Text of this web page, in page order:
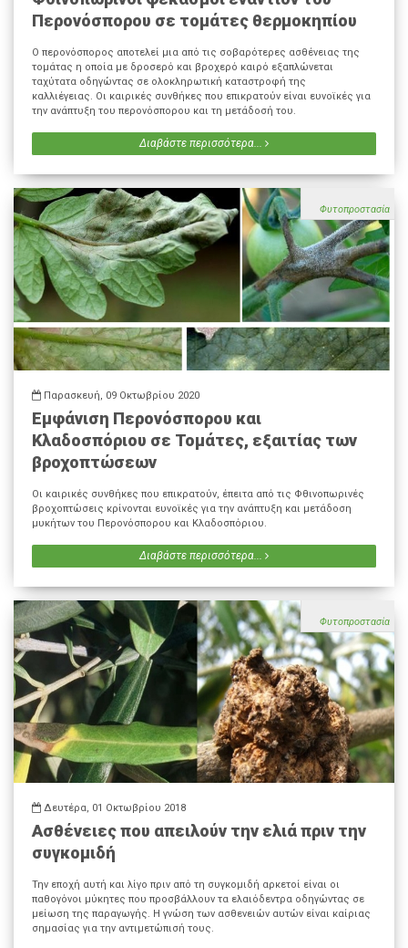
Περονόσπορου σε τομάτες θερμοκηπίου
Ο περονόσπορος αποτελεί μια από τις σοβαρότερες ασθένειας της
τομάτας η οποία με δροσερό και βροχερό καιρό εξαπλώνεται
ταχύτατα οδηγώντας σε ολοκληρωτική καταστροφή της
καλλιέγειας. Οι καιρικές συνθήκες που επικρατούν είναι ευνοϊκές για
την ανάπτυξη του περονόσπορου και τη μετάδοσή του.
Διαβάστε περισσότερα...
Φυτοπροστασία
Παρασκευή, 09 Οκτωβρίου 2020
Εμφάνιση Περονόσπορου και
Κλαδοσπόριου σε Τομάτες, εξαιτίας των
βροχοπτώσεων
Οι καιρικές συνθήκες που επικρατούν, έπειτα από τις Φθινοπωρινές
βροχοπτώσεις κρίνονται ευνοϊκές για την ανάπτυξη και μετάδοση
μυκήτων του Περονόσπορου και Κλαδοσπόριου.
Διαβάστε περισσότερα...
Φυτοπροστασία
Δευτέρα, 01 Οκτωβρίου 2018
Ασθένειες που απειλούν την ελιά πριν την
συγκομιδή
Την εποχή αυτή και λίγο πριν από τη συγκομιδή αρκετοί είναι οι
παθογόνοι μύκητες που προσβάλλουν τα ελαιόδεντρα οδηγώντας σε
μείωση της παραγωγής. Η γνώση των ασθενειών αυτών είναι καίριας
σημασίας για την αντιμετώπισή τους.